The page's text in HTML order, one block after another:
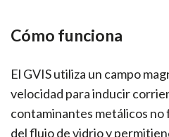
Cómo funciona
El GVIS utiliza un campo
velocidad para inducir
contaminantes metálicos
del flujo de vidrio y